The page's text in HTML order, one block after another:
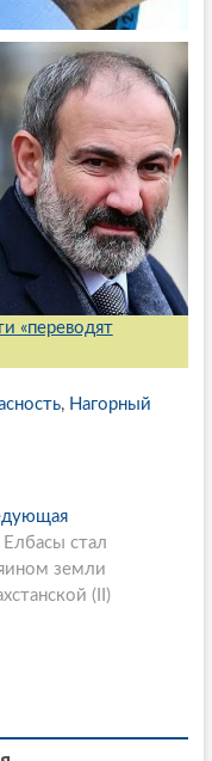
«переводят
, Нагорный
л
е
д
Елбасы стал
земли
(II)